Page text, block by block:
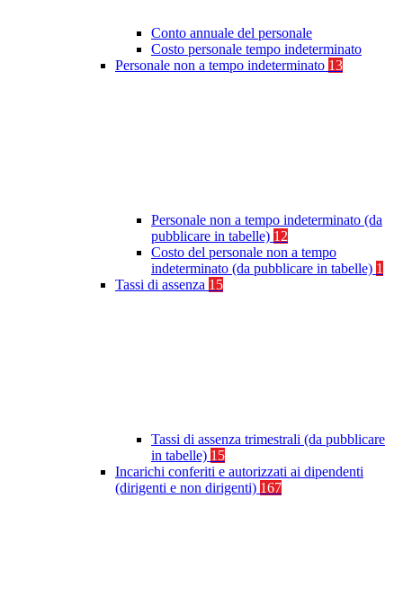
Conto annuale del personale
Costo personale tempo indeterminato
Personale non a tempo indeterminato 13
Personale non a tempo indeterminato (da
pubblicare in tabelle) 12
Costo del personale non a tempo
indeterminato (da pubblicare in tabelle) 1
Tassi di assenza 15
Tassi di assenza trimestrali (da pubblicare
in tabelle) 15
Incarichi conferiti e autorizzati ai dipendenti
(dirigenti e non dirigenti) 167